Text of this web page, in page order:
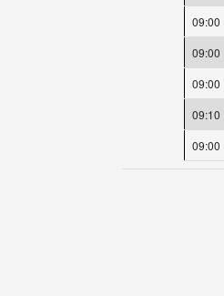
09:00
09:00
09:00
09:10
09:00